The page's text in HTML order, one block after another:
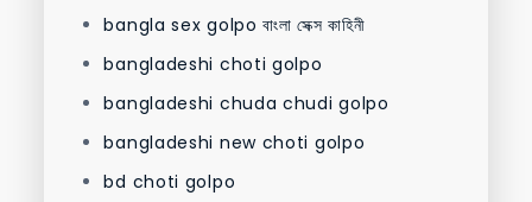
bangla sex golpo বাংলা সেক্স কাহিনী
bangladeshi choti golpo
bangladeshi chuda chudi golpo
bangladeshi new choti golpo
bd choti golpo